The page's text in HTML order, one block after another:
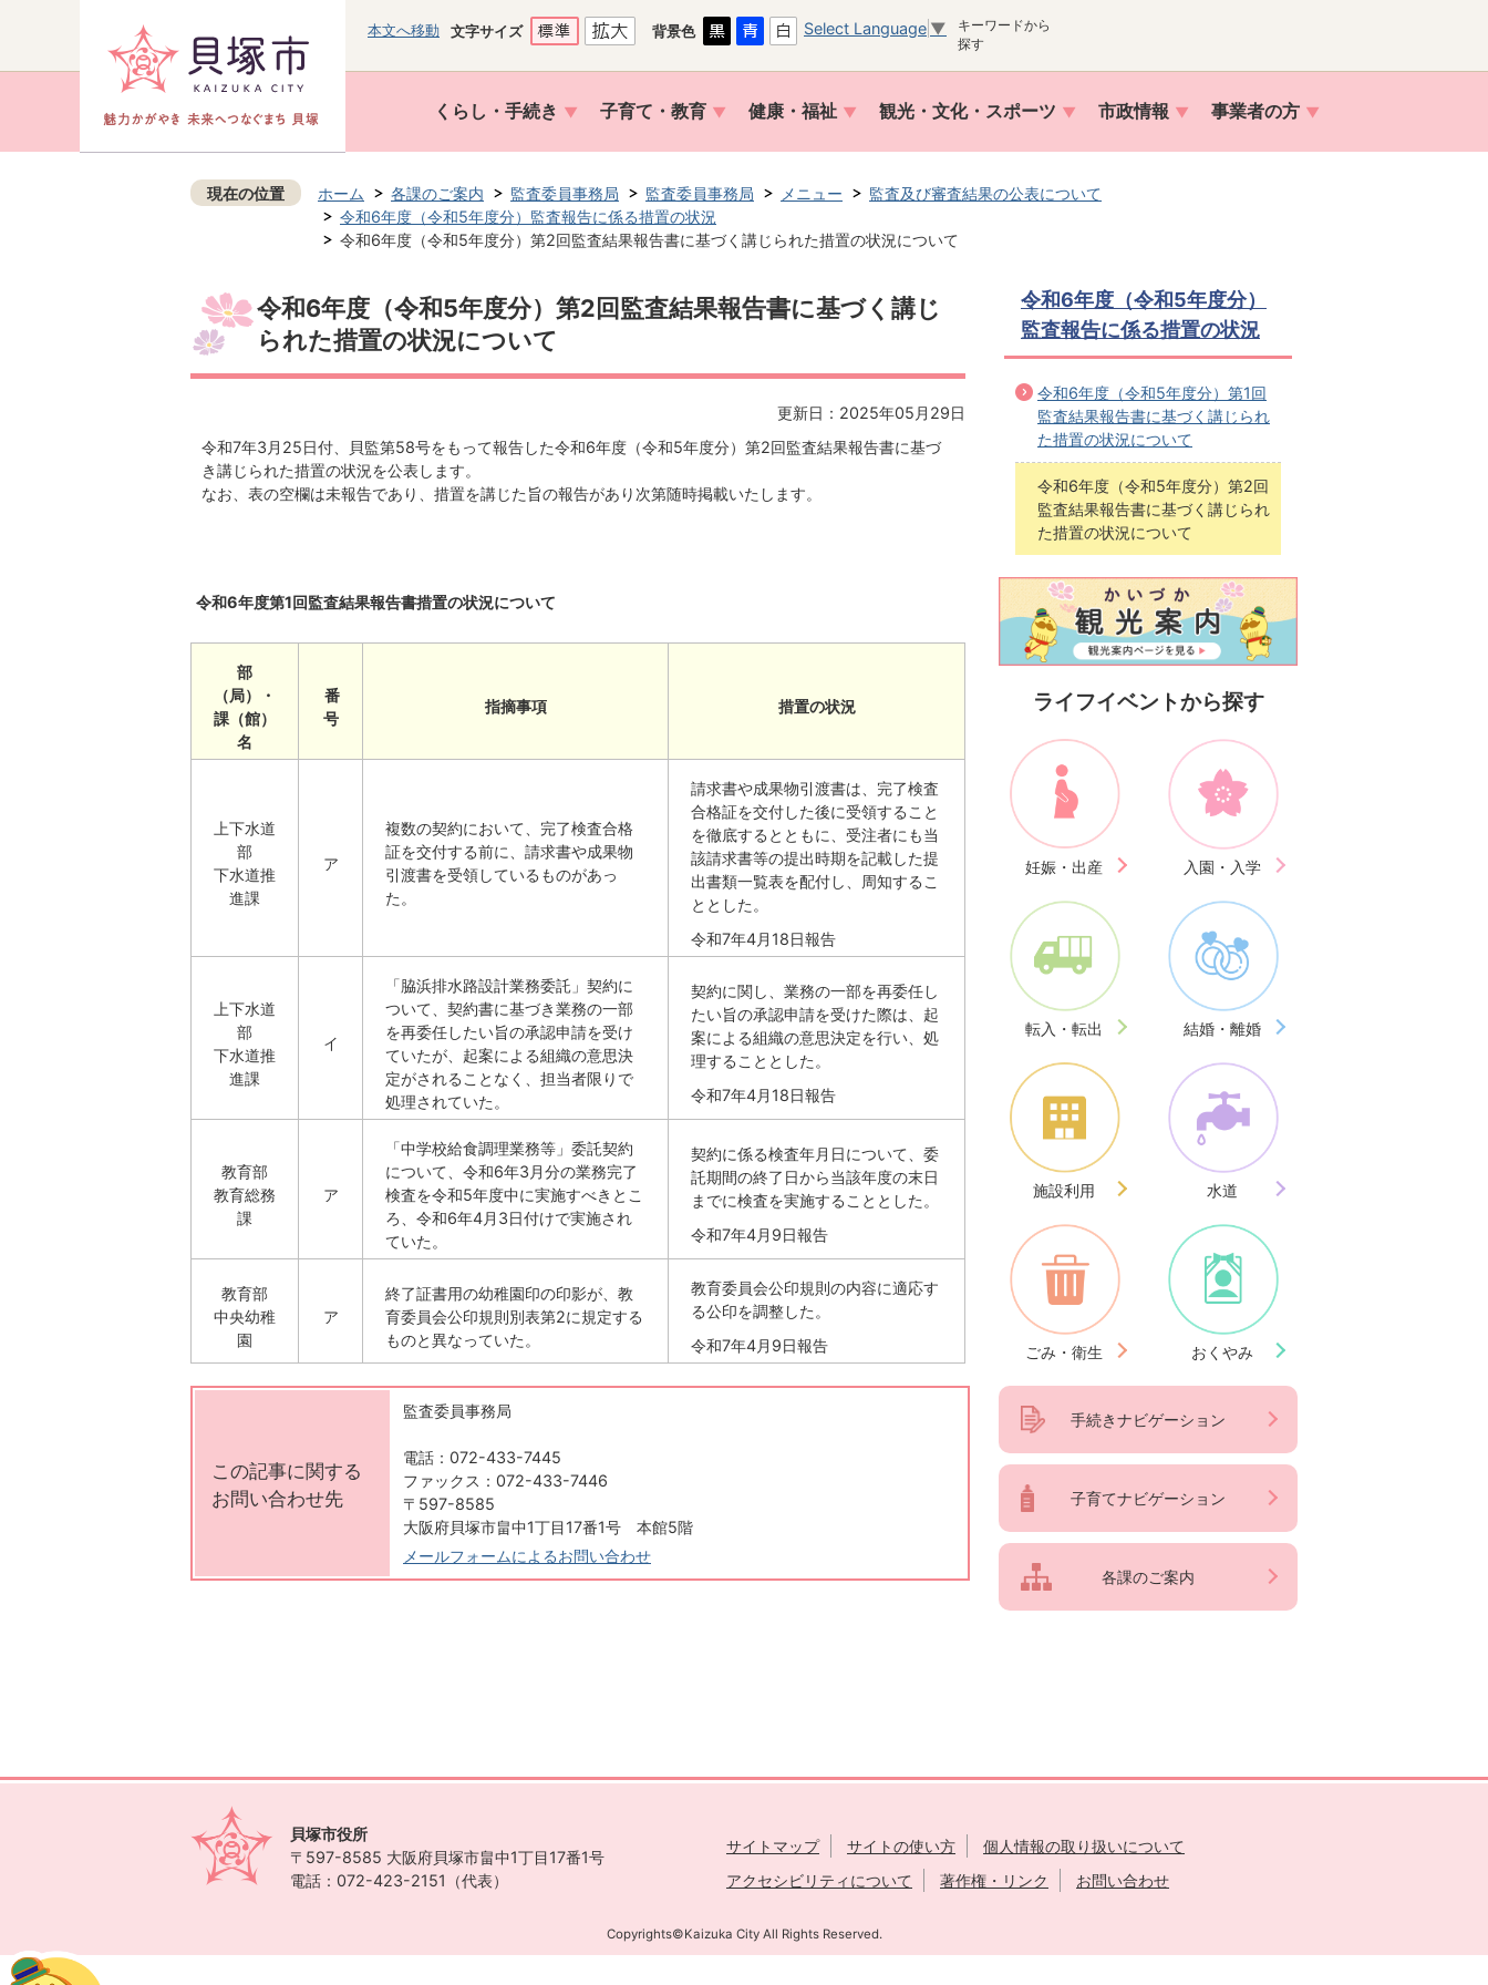
本文へ移動 文字サイズ 背景色 Select Language ▼
キーワードから
探す
くらし・手続き 子育て・教育 健康・福祉 観光・文化・スポーツ 市政情報 事業者の方
現在の位置 ホーム 各課のご案内 監査委員事務局 監査委員事務局 メニュー
監査及び審査結果の公表について
令和6年度（令和5年度分）監査報告に係る措置の状況
令和6年度（令和5年度分）第2回監査結果報告書に基づく講じられた措置の状況について
令和6年度（令和5年度分）第2回監査結果報告書に基づく講じ
られた措置の状況について
更新日：2025年05月29日
令和7年3月25日付、貝監第58号をもって報告した令和6年度（令和5年度分）第2回監査結果報告書に基づ
き講じられた措置の状況を公表します。
なお、表の空欄は未報告であり、措置を講じた旨の報告があり次第随時掲載いたします。
令和6年度第1回監査結果報告書措置の状況について
部
（局）・
課（館）
名
番
号
指摘事項 措置の状況
上下水道
部
下水道推
進課
ア
複数の契約において、完了検査合格
証を交付する前に、請求書や成果物
引渡書を受領しているものがあっ
た。
請求書や成果物引渡書は、完了検査
合格証を交付した後に受領すること
を徹底するとともに、受注者にも当
該請求書等の提出時期を記載した提
出書類一覧表を配付し、周知するこ
ととした。
令和7年4月18日報告
上下水道
部
下水道推
進課
イ
「脇浜排水路設計業務委託」契約に
ついて、契約書に基づき業務の一部
を再委任したい旨の承認申請を受け
ていたが、起案による組織の意思決
定がされることなく、担当者限りで
処理されていた。
契約に関し、業務の一部を再委任し
たい旨の承認申請を受けた際は、起
案による組織の意思決定を行い、処
理することとした。
令和7年4月18日報告
教育部
教育総務
課
ア
「中学校給食調理業務等」委託契約
について、令和6年3月分の業務完了
検査を令和5年度中に実施すべきとこ
ろ、令和6年4月3日付けで実施され
ていた。
契約に係る検査年月日について、委
託期間の終了日から当該年度の末日
までに検査を実施することとした。
令和7年4月9日報告
教育部
中央幼稚
園
ア
終了証書用の幼稚園印の印影が、教
育委員会公印規則別表第2に規定する
ものと異なっていた。
教育委員会公印規則の内容に適応す
る公印を調整した。
令和7年4月9日報告
この記事に関する
お問い合わせ先
監査委員事務局
電話：072-433-7445
ファックス：072-433-7446
〒597-8585
大阪府貝塚市畠中1丁目17番1号 本館5階
メールフォームによるお問い合わせ
令和6年度（令和5年度分）
監査報告に係る措置の状況
令和6年度（令和5年度分）第1回
監査結果報告書に基づく講じられ
た措置の状況について
令和6年度（令和5年度分）第2回
監査結果報告書に基づく講じられ
た措置の状況について
ライフイベントから探す
妊娠・出産 入園・入学
転入・転出 結婚・離婚
施設利用 水道
ごみ・衛生 おくやみ
手続きナビゲーション
子育てナビゲーション
各課のご案内
貝塚市役所
〒597-8585 大阪府貝塚市畠中1丁目17番1号
電話：072-423-2151（代表）
サイトマップ サイトの使い方
個人情報の取り扱いについて
アクセシビリティについて
著作権・リンク お問い合わせ
Copyrights©Kaizuka City All Rights Reserved.